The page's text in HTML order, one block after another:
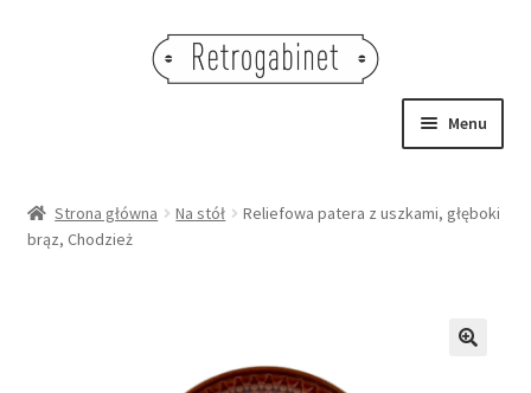
Menu
OBRAZY
Strona główna Na stół
Reliefowa patera z uszkami, głęboki
brąz, Chodzież